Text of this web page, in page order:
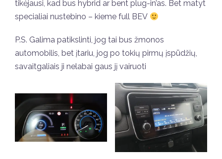
tikėjausi, kad bus hybrid ar bent plug-in’as. Bet matyt
specialiai nustebino – kieme full BEV
P.S. Galima patikslinti, jog tai bus žmonos
automobilis, bet įtariu, jog po tokių pirmų įspūdžių,
savaitgaliais ji nelabai gaus jį vairuoti